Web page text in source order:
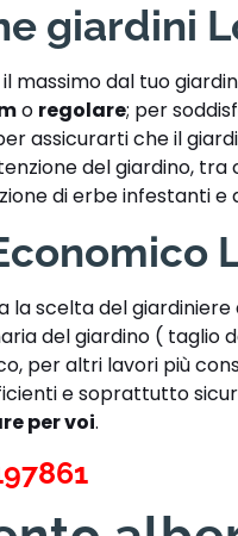
giardini
massimo dal tuo
o regolare; per
assicurarti che il
del giardino,
di erbe infestanti e
la scelta del
del giardino ( taglio
per altri lavori più
e soprattutto
per voi.